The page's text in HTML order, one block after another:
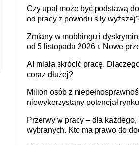
Czy upał może być podstawą
od pracy z powodu siły
Zmiany w mobbingu i
od 5 listopada 2026 r. Nowe
Ustaw
AI miała skrócić pracę.
coraz dłużej?
Milion osób z
niewykorzystany potencjał
dofinansowań czy refundacji, ale
stronie systemu i świadomości
Przerwy w pracy – dla każdego,
wybranych. Kto ma prawo do